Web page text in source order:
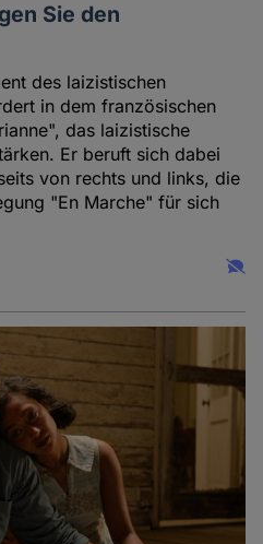
Sie den
des laizistischen
in dem französischen
das laizistische
Er beruft sich dabei
von rechts und links, die
"En Marche" für sich